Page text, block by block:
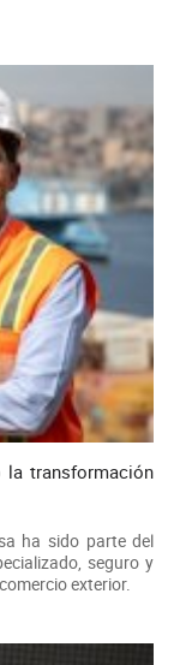
la transformación
ha sido parte del
seguro y
exterior.